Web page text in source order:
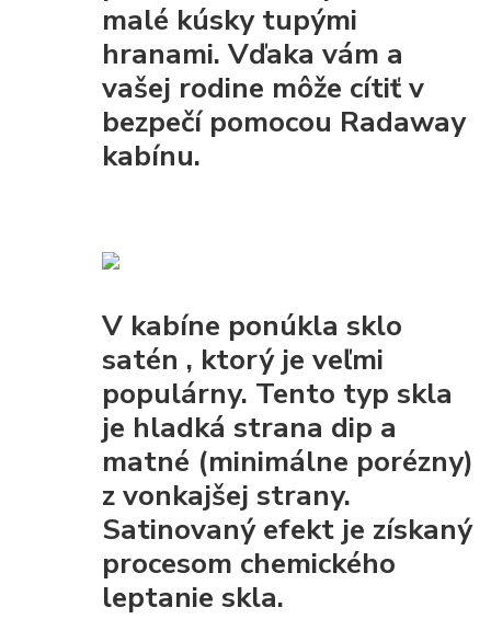
malé kúsky tupými
hranami. Vďaka vám a
vašej rodine môže cítiť v
bezpečí pomocou Radaway
kabínu.
V kabíne ponúklasklo
satén , ktorý je veľmi
populárny. Tento typ skla
je hladká strana dip a
matné (minimálne porézny)
z vonkajšej strany.
Satinovaný efekt je získaný
procesom chemického
leptanie skla.